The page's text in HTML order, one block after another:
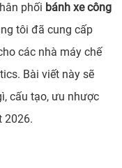
phối bánh xe công
tôi đã cung cấp
các nhà máy chế
Bài viết này sẽ
cấu tạo, ưu nhược
2026.